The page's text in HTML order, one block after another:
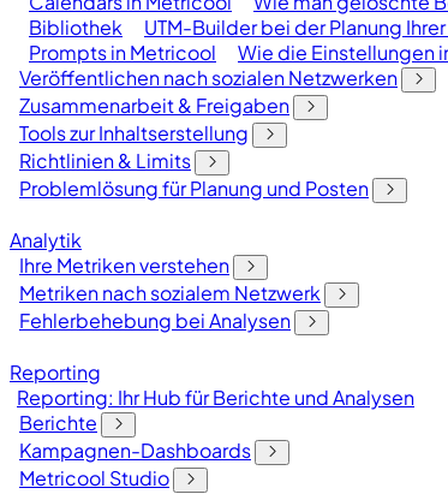
Bibliothek
UTM-Builder bei der Planung
Prompts in Metricool
Wie die Einstellungen
Veröffentlichen nach sozialen Netzwerken
Zusammenarbeit & Freigaben
Tools zur Inhaltserstellung
Richtlinien & Limits
Problemlösung für Planung und Posten
Analytik
Ihre Metriken verstehen
Metriken nach sozialem Netzwerk
Fehlerbehebung bei Analysen
Reporting
Reporting: Ihr Hub für Berichte und Analysen
Berichte
Kampagnen-Dashboards
Metricool Studio